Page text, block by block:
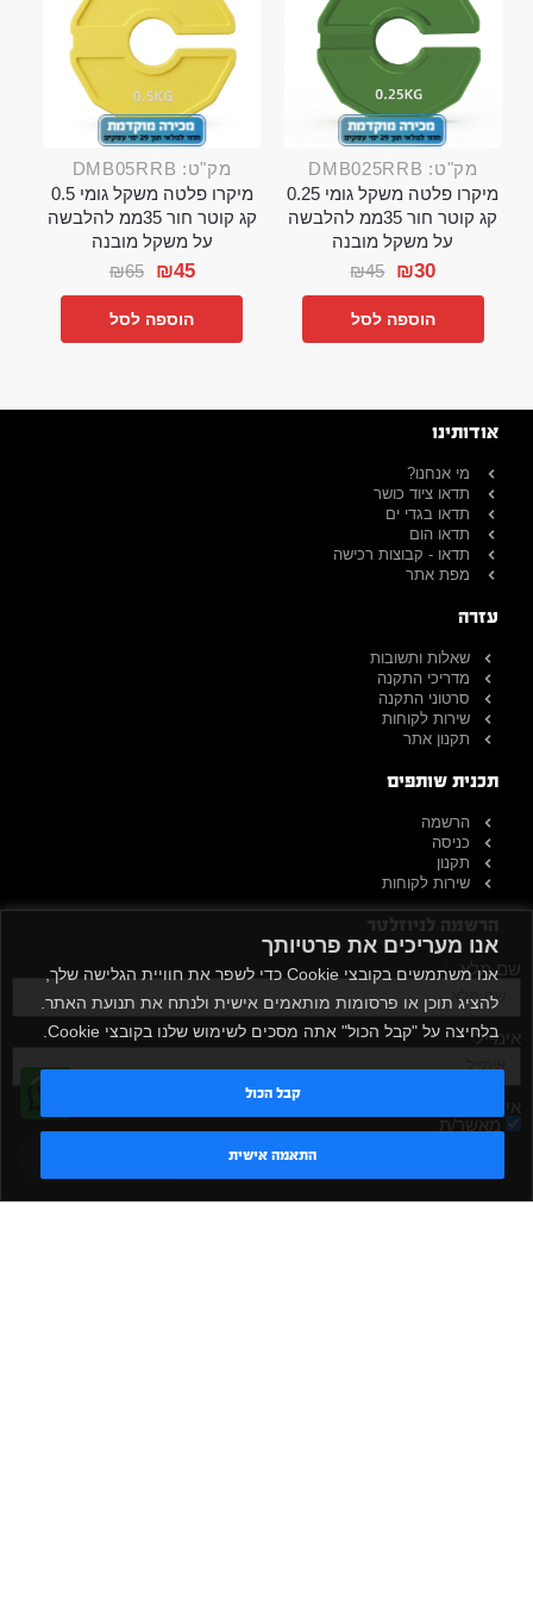
אנו מעריכים את פרטיותך
אנו משתמשים בקובצי Cookie כדי לשפר את חוויית הגלישה שלך,
להציג תוכן או פרסומות מותאמים אישית ולנתח את תנועת האתר.
בלחיצה על "קבל הכול" אתה מסכים לשימוש שלנו בקובצי Cookie.
התאמה אישית
קבל הכול
מק"ט: DMB025RRB
מיקרו פלטה משקל גומי 0.25
קג קוטר חור 35ממ להלבשה
על משקל מובנה
₪45 ₪30
הוספה לסל
מק"ט: DMB05RRB
מיקרו פלטה משקל גומי 0.5
קג קוטר חור 35ממ להלבשה
על משקל מובנה
₪65 ₪45
הוספה לסל
אודותינו
מי אנחנו?
תדאו ציוד כושר
תדאו בגדי ים
תדאו הום
תדאו - קבוצות רכישה
מפת אתר
עזרה
שאלות ותשובות
מדריכי התקנה
סרטוני התקנה
שירות לקוחות
תקנון אתר
תכנית שותפים
הרשמה
כניסה
תקנון
שירות לקוחות
הרשמה לניוזלטר
שם מלא
אימייל
אישור קבלת דיוור
מאשר/ת